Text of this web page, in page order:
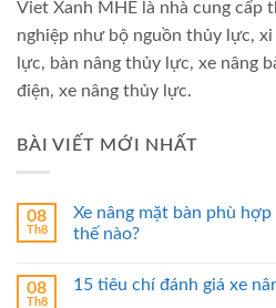
Viet Xanh MHE là nhà cung cấp
nghiệp như bộ nguồn thủy lực,
lực, bàn nâng thủy lực, xe nâng
điện, xe nâng thủy lực.
BÀI VIẾT MỚI NHẤT
08
Th8
Xe nâng mặt bàn phù
thế nào?
08
Th8
15 tiêu chí đánh giá xe